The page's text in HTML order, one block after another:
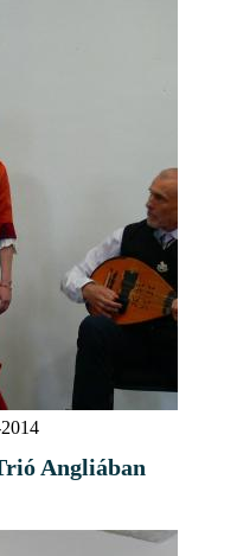
Angliában